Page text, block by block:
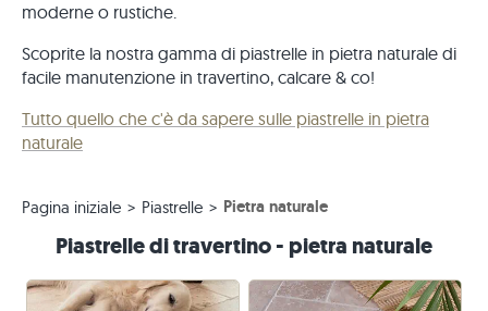
moderne o rustiche.
Scoprite la nostra gamma di piastrelle in pietra naturale di
facile manutenzione in travertino, calcare & co!
Tutto quello che c'è da sapere sulle piastrelle in pietra
naturale
Pagina iniziale Piastrelle Pietra naturale
Piastrelle di travertino - pietra naturale